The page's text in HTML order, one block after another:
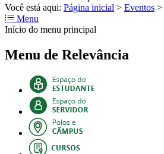
Você está aqui: Página inicial > Eventos >
Menu
Início do menu principal
Menu de Relevância